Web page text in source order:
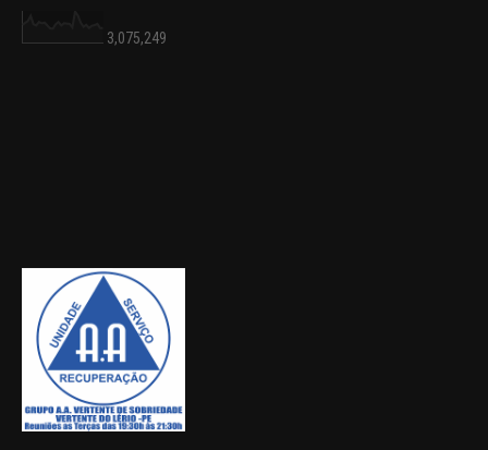
3,075,249